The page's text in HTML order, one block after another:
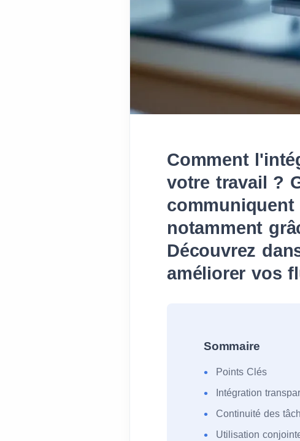
Comment
votre travail ?
notamment
Découvrez
améliorer vos
Sommaire
Points Clés
Intégration
Continuité des
Utilisation